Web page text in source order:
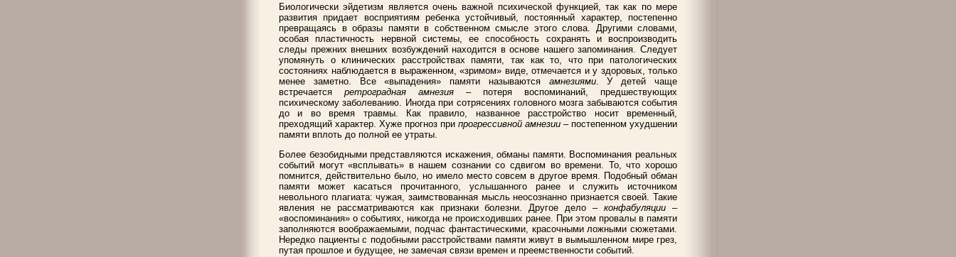
Биологически эйдетизм является очень важной психической функцией, так как по мере
развития придает восприятиям ребенка устойчивый, постоянный характер, постепенно
превращаясь в образы памяти в собственном смысле этого слова. Другими словами,
особая пластичность нервной системы, ее способность сохранять и воспроизводить
следы прежних внешних возбуждений находится в основе нашего запоминания. Следует
упомянуть о клинических расстройствах памяти, так как то, что при патологических
состояниях наблюдается в выраженном, «зримом» виде, отмечается и у здоровых, только
менее заметно. Все «выпадения» памяти называются амнезиями. У детей чаще
встречается ретроградная амнезия – потеря воспоминаний, предшествующих
психическому заболеванию. Иногда при сотрясениях головного мозга забываются события
до и во время травмы. Как правило, названное расстройство носит временный,
преходящий характер. Хуже прогноз при прогрессивной амнезии – постепенном ухудшении
памяти вплоть до полной ее утраты.
Более безобидными представляются искажения, обманы памяти. Воспоминания реальных
событий могут «всплывать» в нашем сознании со сдвигом во времени. То, что хорошо
помнится, действительно было, но имело место совсем в другое время. Подобный обман
памяти может касаться прочитанного, услышанного ранее и служить источником
невольного плагиата: чужая, заимствованная мысль неосознанно признается своей. Такие
явления не рассматриваются как признаки болезни. Другое дело –конфабуляции–
«воспоминания» о событиях, никогда не происходивших ранее. При этом провалы в памяти
заполняются воображаемыми, подчас фантастическими, красочными ложными сюжетами.
Нередко пациенты с подобными расстройствами памяти живут в вымышленном мире грез,
путая прошлое и будущее, не замечая связи времен и преемственности событий.